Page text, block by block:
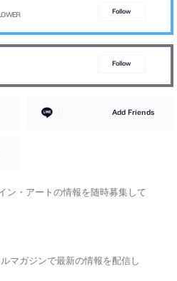
Follow
Follow
Add Friends
ン・アートの情報を随時募集して
ルマガジンで最新の情報を配信し